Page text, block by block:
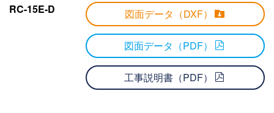
RC-15E-D 図面データ（DXF）
図面データ（PDF）
工事説明書（PDF）